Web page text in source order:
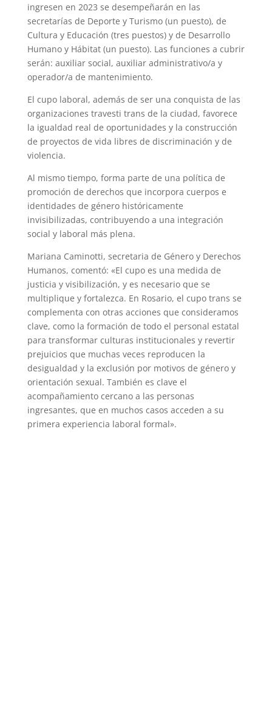
ingresen en 2023 se desempeñarán en las
secretarías de Deporte y Turismo (un puesto), de
Cultura y Educación (tres puestos) y de Desarrollo
Humano y Hábitat (un puesto). Las funciones a cubrir
serán: auxiliar social, auxiliar administrativo/a y
operador/a de mantenimiento.
El cupo laboral, además de ser una conquista de las
organizaciones travesti trans de la ciudad, favorece
la igualdad real de oportunidades y la construcción
de proyectos de vida libres de discriminación y de
violencia.
Al mismo tiempo, forma parte de una política de
promoción de derechos que incorpora cuerpos e
identidades de género históricamente
invisibilizadas, contribuyendo a una integración
social y laboral más plena.
Mariana Caminotti, secretaria de Género y Derechos
Humanos, comentó: «El cupo es una medida de
justicia y visibilización, y es necesario que se
multiplique y fortalezca. En Rosario, el cupo trans se
complementa con otras acciones que consideramos
clave, como la formación de todo el personal estatal
para transformar culturas institucionales y revertir
prejuicios que muchas veces reproducen la
desigualdad y la exclusión por motivos de género y
orientación sexual. También es clave el
acompañamiento cercano a las personas
ingresantes, que en muchos casos acceden a su
primera experiencia laboral formal».